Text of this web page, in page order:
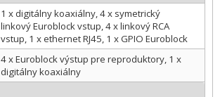
1 x digitálny koaxiálny, 4 x symetrický
linkový Euroblock vstup, 4 x linkový RCA
vstup, 1 x ethernet RJ45, 1 x GPIO Euroblock
4 x Euroblock výstup pre reproduktory, 1 x
digitálny koaxiálny